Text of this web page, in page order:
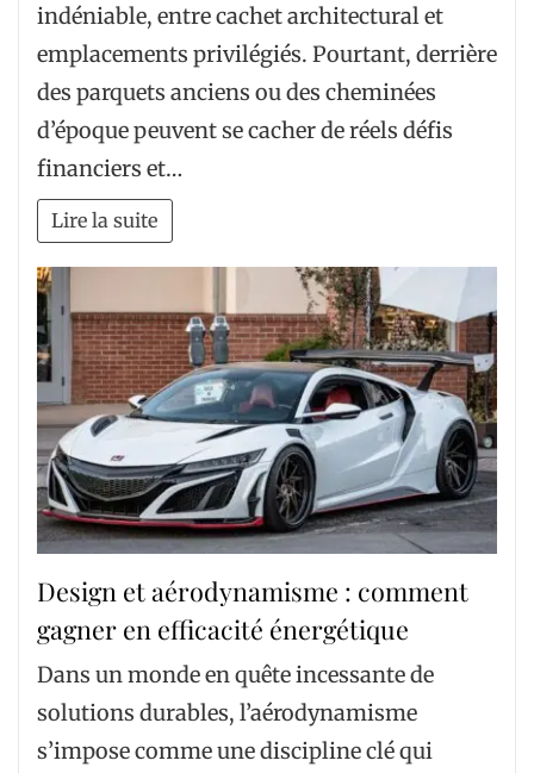
indéniable, entre cachet architectural et
emplacements privilégiés. Pourtant, derrière
des parquets anciens ou des cheminées
d’époque peuvent se cacher de réels défis
financiers et…
Lire la suite
Design et aérodynamisme : comment
gagner en efficacité énergétique
Dans un monde en quête incessante de
solutions durables, l’aérodynamisme
s’impose comme une discipline clé qui